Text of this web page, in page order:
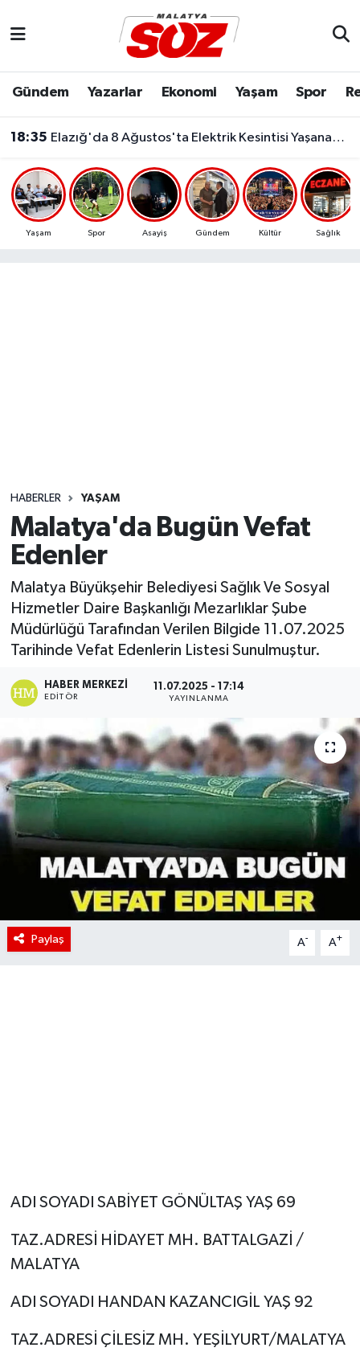
Gündem Yazarlar Ekonomi Yaşam Spor
18:35 Elazığ'da 8 Ağustos'ta Elektrik Kesintisi Yaşanacak!
Yaşam Spor Asayiş Gündem Kültür Sağlık
HABERLER YAŞAM
Malatya'da Bugün Vefat
Edenler
Malatya Büyükşehir Belediyesi Sağlık Ve Sosyal
Hizmetler Daire Başkanlığı Mezarlıklar Şube
Müdürlüğü Tarafından Verilen Bilgide 11.07.2025
Tarihinde Vefat Edenlerin Listesi Sunulmuştur.
HABER MERKEZI
EDITÖR
11.07.2025 - 17:14
YAYINLANMA
Paylaş A- A+
ADI SOYADI SABİYET GÖNÜLTAŞ YAŞ 69
TAZ.ADRESİ HİDAYET MH. BATTALGAZİ /
MALATYA
ADI SOYADI HANDAN KAZANCIGİL YAŞ 92
TAZ.ADRESİ ÇİLESİZ MH. YEŞİLYURT/MALATYA
Dünya
Eğitim
Ekonomi
Yaşam
Malatya Nöbetçi Eczaneler
Malatya Namaz Vakitleri
Malatya Trafik Yoğunluk Haritası
Süper Lig Puan Durumu ve Fikstür